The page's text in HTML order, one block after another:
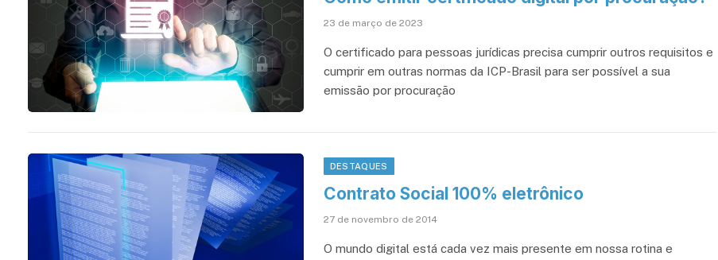
23 de março de 2023
O certificado para pessoas jurídicas precisa cumprir outros requisitos e
cumprir em outras normas da ICP-Brasil para ser possível a sua
emissão por procuração
DESTAQUES
Contrato Social 100% eletrônico
27 de novembro de 2014
O mundo digital está cada vez mais presente em nossa rotina e